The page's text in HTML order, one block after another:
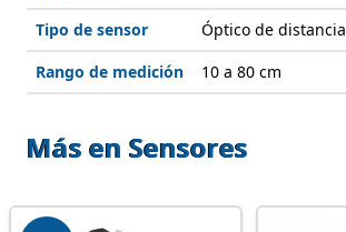
Tipo de sensor
Óptico de distancia
Rango de medición
10 a 80 cm
Más en Sensores